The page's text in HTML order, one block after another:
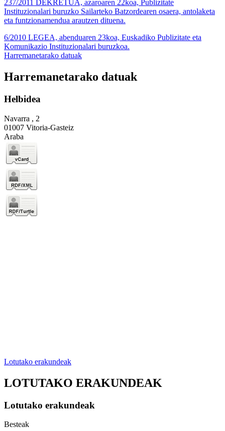
237/2011 DEKRETUA, azaroaren 22koa, Publizitate
Instituzionalari buruzko Sailarteko Batzordearen osaera, antolaketa
eta funtzionamendua arautzen dituena.
6/2010 LEGEA, abenduaren 23koa, Euskadiko Publizitate eta
Komunikazio Instituzionalari buruzkoa.
Harremanetarako datuak
Harremanetarako datuak
Helbidea
Navarra , 2
01007 Vitoria-Gasteiz
Araba
Lotutako erakundeak
LOTUTAKO ERAKUNDEAK
Lotutako erakundeak
Besteak